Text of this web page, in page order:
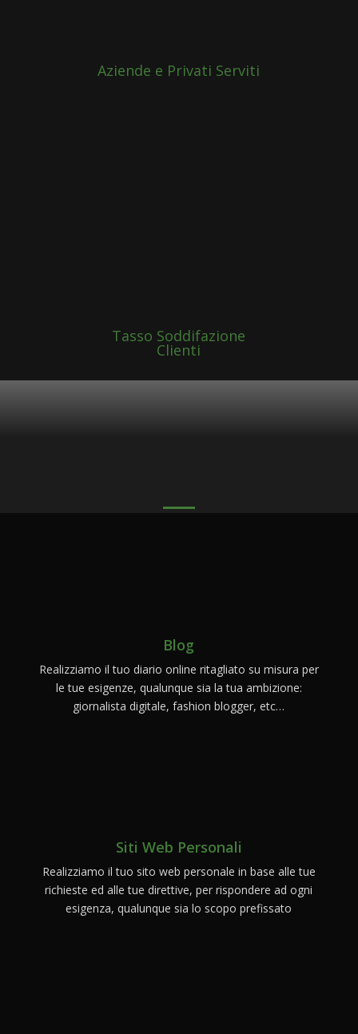
Aziende e Privati Serviti
Tasso Soddifazione
Clienti
Blog
Realizziamo il tuo diario online ritagliato su misura per
le tue esigenze, qualunque sia la tua ambizione:
giornalista digitale, fashion blogger, etc…
Siti Web Personali
Realizziamo il tuo sito web personale in base alle tue
richieste ed alle tue direttive, per rispondere ad ogni
esigenza, qualunque sia lo scopo prefissato